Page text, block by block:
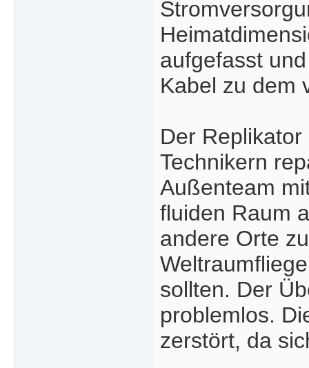
aufgefasst
Kabel zu dem
Der
Technikern
Außenteam
fluiden Raum
andere Orte
sollten. Der
problemlos.
zerstört, da